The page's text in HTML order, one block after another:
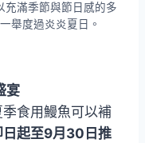
充滿季節與節日感的多
舉度過炎炎夏日。
宴
食用鰻魚可以補
日起至9月30日推